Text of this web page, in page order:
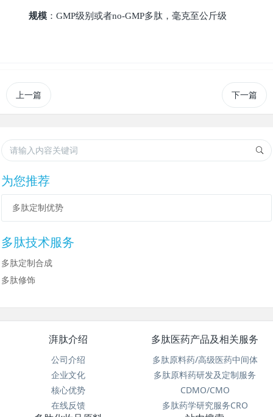
规模 ： GMP级别或者no-GMP多肽， 毫克至公斤级
上一篇 下一篇
为您推荐
多肽定制优势
多肽技术服务
多肽定制合成
多肽修饰
湃肽介绍
公司介绍
企业文化
核心优势
在线反馈
多肽医药产品及相关服务
多肽原料药/高级医药中间体
多肽原料药研发及定制服务
CDMO/CMO
多肽药学研究服务CRO